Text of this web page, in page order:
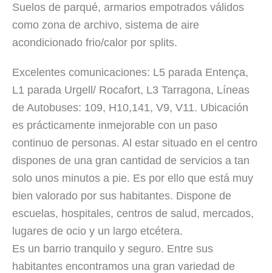
Suelos de parqué, armarios empotrados válidos
como zona de archivo, sistema de aire
acondicionado frio/calor por splits.
Excelentes comunicaciones: L5 parada Entença,
L1 parada Urgell/ Rocafort, L3 Tarragona, Líneas
de Autobuses: 109, H10,141, V9, V11. Ubicación
es prácticamente inmejorable con un paso
continuo de personas. Al estar situado en el centro
dispones de una gran cantidad de servicios a tan
solo unos minutos a pie. Es por ello que está muy
bien valorado por sus habitantes. Dispone de
escuelas, hospitales, centros de salud, mercados,
lugares de ocio y un largo etcétera.
Es un barrio tranquilo y seguro. Entre sus
habitantes encontramos una gran variedad de